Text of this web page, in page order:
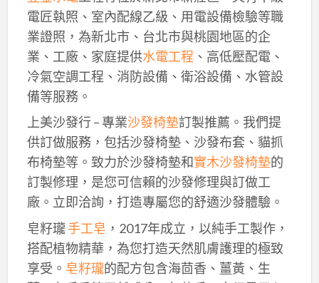
電匠執照、室內配線乙級、用電設備檢驗等職
業證照，為新北市、台北市與桃園地區的企
業、工廠、家庭提供水電工程 、高低壓配電、
冷氣空調工程、消防設備、衛浴設備、水管設
備等服務。
上美沙發行 – 專業沙發椅墊訂製推薦。我們提
供訂做服務，包括沙發椅墊、沙發布套、貓抓
布椅墊等。致力於沙發椅墊和實木沙發椅墊的
訂製修理，是您可信賴的沙發修理與訂做工
廠。立即洽詢，打造專屬您的舒適沙發體驗。
皂籽瓏手工皂 ，2017年成立，以純手工製作，
搭配植物精華，為您打造天然肌膚護理的極致
享受。 皂籽瓏的配方包含海茴香、薑黃、生